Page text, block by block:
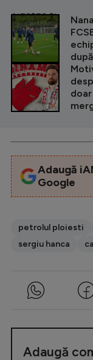
CITEȘTE ȘI
Adaugă
Google
petrolul ploiesti
sergiu hanca
Adaugă